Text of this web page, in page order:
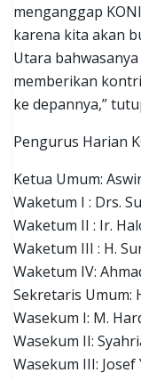
menganggap
karena kita akan
Utara
memberikan
ke depannya,”
Pengurus Harian
Ketua Umum:
Waketum I : Drs.
Waketum II : Ir.
Waketum III : H.
Waketum IV:
Sekretaris Umum:
Wasekum I: M.
Wasekum II:
Wasekum III: Josef